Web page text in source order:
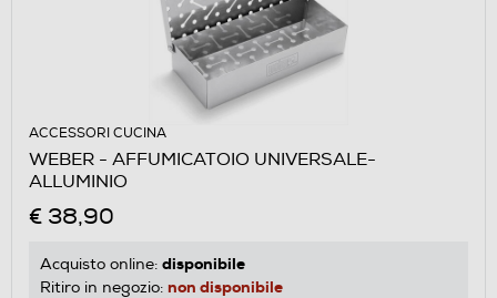
ACCESSORI CUCINA
WEBER - AFFUMICATOIO UNIVERSALE-
ALLUMINIO
€ 38,90
Acquisto online: disponibile
Ritiro in negozio: non disponibile